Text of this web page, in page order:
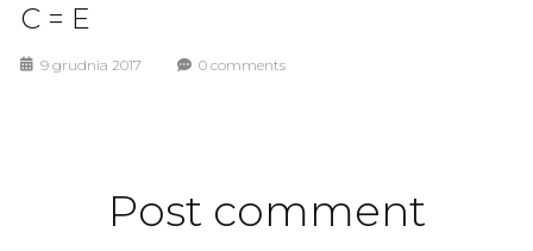
C = E
9 grudnia 2017 0 comments
Post comment